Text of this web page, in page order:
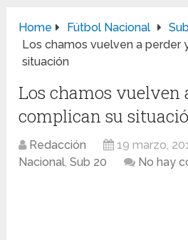
Home Fútbol Nacional
Los chamos vuelven a perder
situación
Los chamos vuelven
complican su
Redacción 19 marzo,
Nacional,Sub 20 No hay